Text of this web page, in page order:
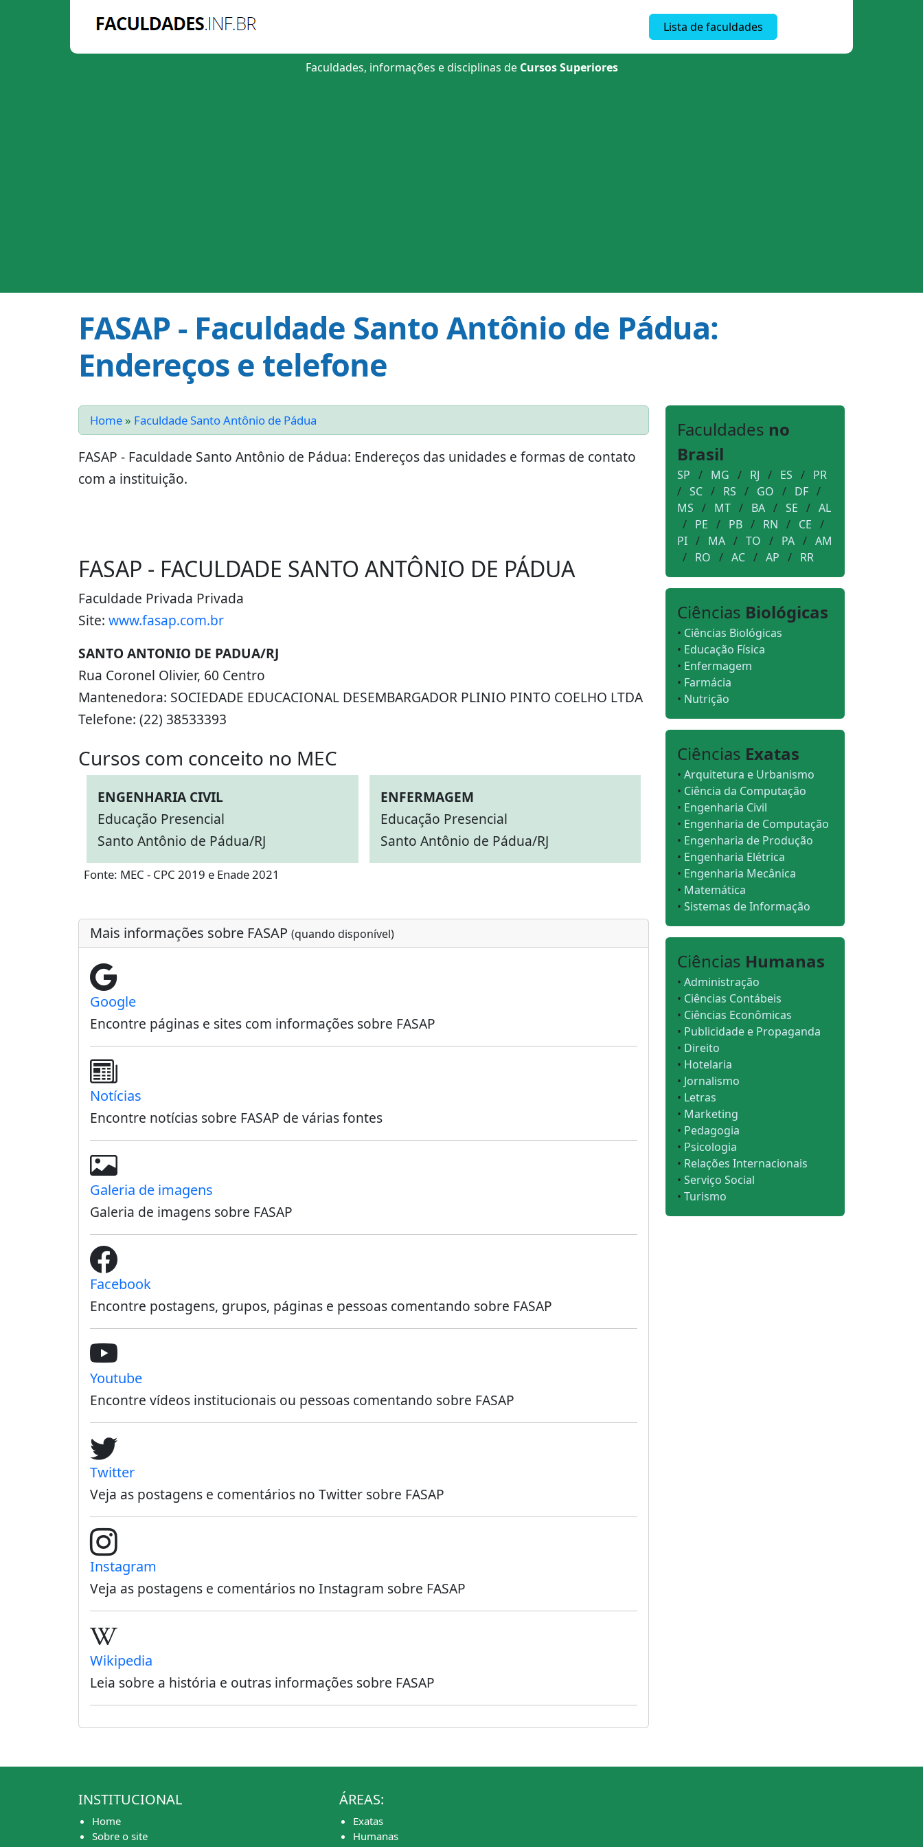
Lista de faculdades
Faculdades, informações e disciplinas de Cursos Superiores
FASAP - Faculdade Santo Antônio de Pádua:
Endereços e telefone
Home » Faculdade Santo Antônio de Pádua
FASAP - Faculdade Santo Antônio de Pádua: Endereços das unidades e formas de contato
com a instituição.
FASAP - FACULDADE SANTO ANTÔNIO DE PÁDUA
Faculdade Privada Privada
Site: www.fasap.com.br
SANTO ANTONIO DE PADUA/RJ
Rua Coronel Olivier, 60 Centro
Mantenedora: SOCIEDADE EDUCACIONAL DESEMBARGADOR PLINIO PINTO COELHO LTDA
Telefone: (22) 38533393
Cursos com conceito no MEC
ENGENHARIA CIVIL
Educação Presencial
Santo Antônio de Pádua/RJ
ENFERMAGEM
Educação Presencial
Santo Antônio de Pádua/RJ
Fonte: MEC - CPC 2019 e Enade 2021
Mais informações sobre FASAP (quando disponível)
Google
Encontre páginas e sites com informações sobre FASAP
Notícias
Encontre notícias sobre FASAP de várias fontes
Galeria de imagens
Galeria de imagens sobre FASAP
Facebook
Encontre postagens, grupos, páginas e pessoas comentando sobre FASAP
Youtube
Encontre vídeos institucionais ou pessoas comentando sobre FASAP
Twitter
Veja as postagens e comentários no Twitter sobre FASAP
Instagram
Veja as postagens e comentários no Instagram sobre FASAP
Wikipedia
Leia sobre a história e outras informações sobre FASAP
Faculdades no
Brasil
SP / MG / RJ / ES / PR
/ SC / RS / GO / DF /
MS / MT / BA / SE / AL
/ PE / PB / RN / CE /
PI / MA / TO / PA / AM
/ RO / AC / AP / RR
Ciências Biológicas
• Ciências Biológicas
• Educação Física
• Enfermagem
• Farmácia
• Nutrição
Ciências Exatas
• Arquitetura e Urbanismo
• Ciência da Computação
• Engenharia Civil
• Engenharia de Computação
• Engenharia de Produção
• Engenharia Elétrica
• Engenharia Mecânica
• Matemática
• Sistemas de Informação
Ciências Humanas
• Administração
• Ciências Contábeis
• Ciências Econômicas
• Publicidade e Propaganda
• Direito
• Hotelaria
• Jornalismo
• Letras
• Marketing
• Pedagogia
• Psicologia
• Relações Internacionais
• Serviço Social
• Turismo
INSTITUCIONAL
Home
Sobre o site
ÁREAS:
Exatas
Humanas